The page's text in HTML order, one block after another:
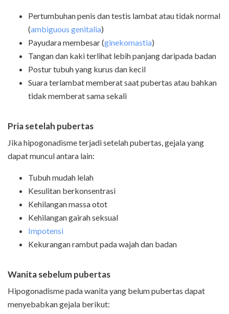
Pertumbuhan penis dan testis lambat atau tidak normal
(ambiguous genitalia)
Payudara membesar (ginekomastia)
Tangan dan kaki terlihat lebih panjang daripada badan
Postur tubuh yang kurus dan kecil
Suara terlambat memberat saat pubertas atau bahkan
tidak memberat sama sekali
Pria setelah pubertas
Jika hipogonadisme terjadi setelah pubertas, gejala yang
dapat muncul antara lain:
Tubuh mudah lelah
Kesulitan berkonsentrasi
Kehilangan massa otot
Kehilangan gairah seksual
Impotensi
Kekurangan rambut pada wajah dan badan
Wanita sebelum pubertas
Hipogonadisme pada wanita yang belum pubertas dapat
menyebabkan gejala berikut: